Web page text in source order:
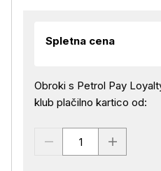
Spletna cena
Obroki s Petrol Pay
klub plačilno kartico od: